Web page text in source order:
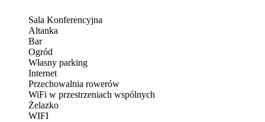
Sala Konferencyjna
Altanka
Bar
Ogród
Własny parking
Internet
Przechowalnia rowerów
WiFi w przestrzeniach wspólnych
Żelazko
WIFI